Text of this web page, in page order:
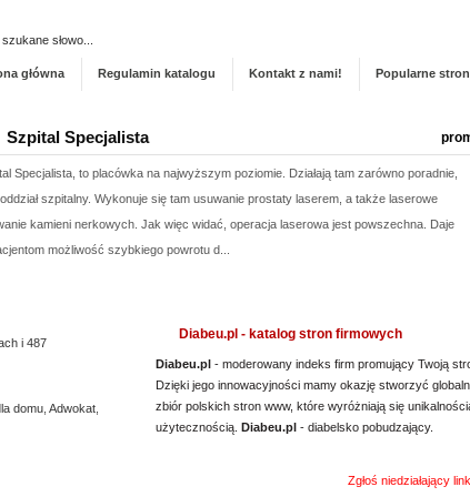
główna Regulamin katalogu Kontakt z nami! Popularne
Szpital Specjalista
Specjalista, to placówka na najwyższym poziomie. Działają tam zarówno poradnie,
szpitalny. Wykonuje się tam usuwanie prostaty laserem, a także laserowe
kamieni nerkowych. Jak więc widać, operacja laserowa jest powszechna. Daje
możliwość szybkiego powrotu d...
zgłaszającym się do nas zleceniodawcom kompleksowe usługi archiwizacyjne.
nam Twoje biuro zyska więcej wolnego miejsca. Archiwizacja dokumentów
to nasza specjalność, a ochrona poufnych informacji jest naszym kluczowym
Podejmiemy się również zadania, jakim jest ...
firmą dostarczającą najwyższej klasy wyroby z metalu i przybory do napraw.
Diabeu.pl - katalog stron firmowych
Diabeu.pl - moderowany indeks firm promujący Twoją
Dzięki jego innowacyjności mamy okazję stworzyć
zbiór polskich stron www, które wyróżniają się
użytecznością. Diabeu.pl - diabelsko pobudzający.
i 487
domu Adwokat
Zgłoś niedziałający